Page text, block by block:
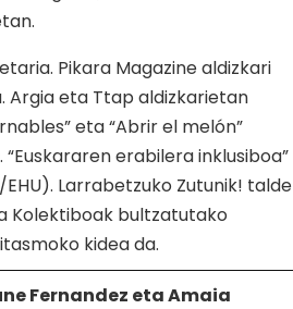
Pikara Magazine aldizkari
Argia eta Ttap aldizkarietan
eta “Abrir el melón”
erabilera inklusiboa”
Larrabetzuko Zutunik! talde
Kolektiboak bultzatutako
kidea da.
Fernandez eta Amaia